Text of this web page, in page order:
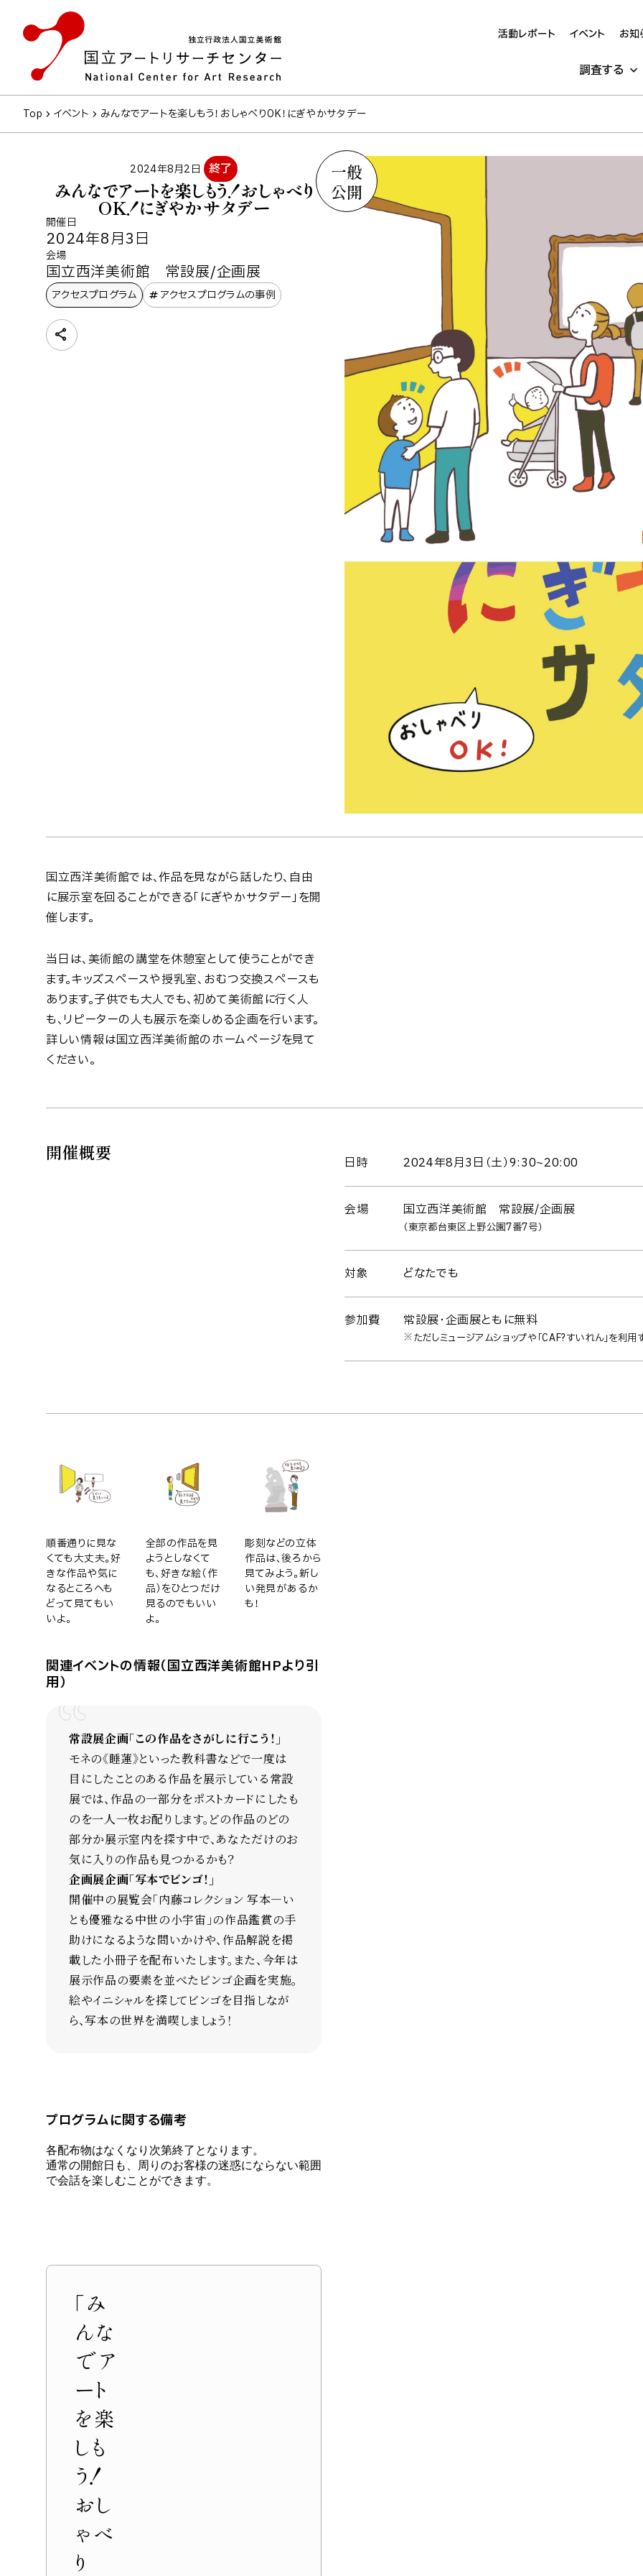
調査する
活動レポート イベント お知
Top イベント みんなでアートを楽しもう！おしゃべりOK！にぎやかサタデー
2024年8月2日 終了
みんなでアートを楽しもう！おしゃべり
OK！にぎやかサタデー
開催日
2024年8月3日
会場
国立西洋美術館 常設展/企画展
アクセスプログラム アクセスプログラムの事例
一般
公開
国立西洋美術館では、作品を見ながら話したり、自由
に展示室を回ることができる「にぎやかサタデー」を開
催します。
当日は、美術館の講堂を休憩室として使うことができ
ます。キッズスペースや授乳室、おむつ交換スペースも
あります。子供でも大人でも、初めて美術館に行く人
も、リピーターの人も展示を楽しめる企画を行います。
詳しい情報は国立西洋美術館のホームページを見て
ください。
開催概要 日時 2024年8月3日（土）9:30~20:00
会場 国立西洋美術館 常設展/企画展
（東京都台東区上野公園7番7号）
対象 どなたでも
参加費 常設展・企画展ともに無料
※ただしミュージアムショップや「CAF?すいれん」を利
順番通りに見な
くても大丈夫。好
きな作品や気に
なるところへも
どって見てもい
いよ。
全部の作品を見
ようとしなくて
も、好きな絵（作
品）をひとつだけ
見るのでもいい
よ。
彫刻などの立体
作品は、後ろから
見てみよう。新し
い発見があるか
も！
関連イベントの情報（国立西洋美術館HPより引
用）
常設展企画「この作品をさがしに行こう！」
モネの《睡蓮》といった教科書などで一度は
目にしたことのある作品を展示している常設
展では、作品の一部分をポストカードにしたも
のを一人一枚お配りします。どの作品のどの
部分か展示室内を探す中で、あなただけのお
気に入りの作品も見つかるかも？
企画展企画「写本でビンゴ！」
開催中の展覧会「内藤コレクション 写本―い
とも優雅なる中世の小宇宙」の作品鑑賞の手
助けになるような問いかけや、作品解説を掲
載した小冊子を配布いたします。また、今年は
展示作品の要素を並べたビンゴ企画を実施。
絵やイニシャルを探してビンゴを目指しなが
ら、写本の世界を満喫しましょう！
プログラムに関する備考
各配布物はなくなり次第終了となります。
通常の開館日も、周りのお客様の迷惑にならない範囲
で会話を楽しむことができます。
「み
んな
でア
ート
を楽
しも
う！
おし
ゃべ
り